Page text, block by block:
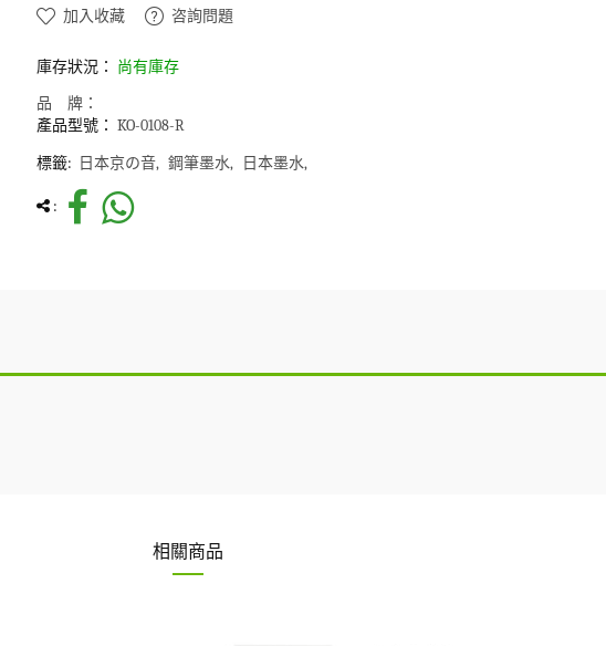
加入收藏 咨詢問題
庫存狀況： 尚有庫存
品 牌：
產品型號： KO-0108-R
標籤: 日本京の音 鋼筆墨水 日本墨水
:
相關商品